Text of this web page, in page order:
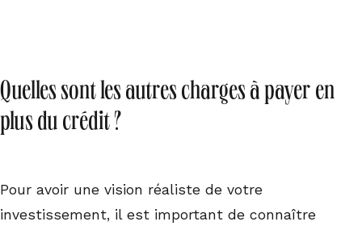
Quelles sont les autres charges à payer en
plus du crédit ?
Pour avoir une vision réaliste de votre
investissement, il est important de connaître